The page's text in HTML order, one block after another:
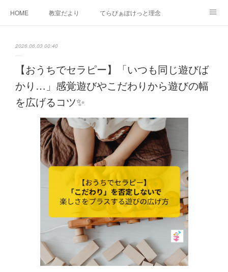
HOME 教室だより てらぴぁぽけっと理念
2026.06.03 00:40
【おうちでセラピー】「いつも同じ遊びば
かり…」感覚遊びやこだわりから遊びの幅
を広げるコツ✨